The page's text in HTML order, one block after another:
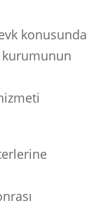
konusunda
kurumunun